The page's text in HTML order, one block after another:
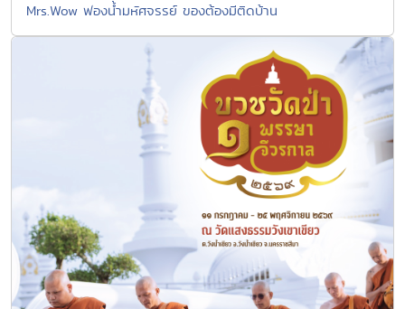
Mrs.Wow ฟองน้ำมหัศจรรย์ ของต้องมีติดบ้าน